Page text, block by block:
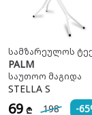
სამზარეულოს
PALM
საუთოო მაგიდა
STELLA S
69 ₾ 198 -